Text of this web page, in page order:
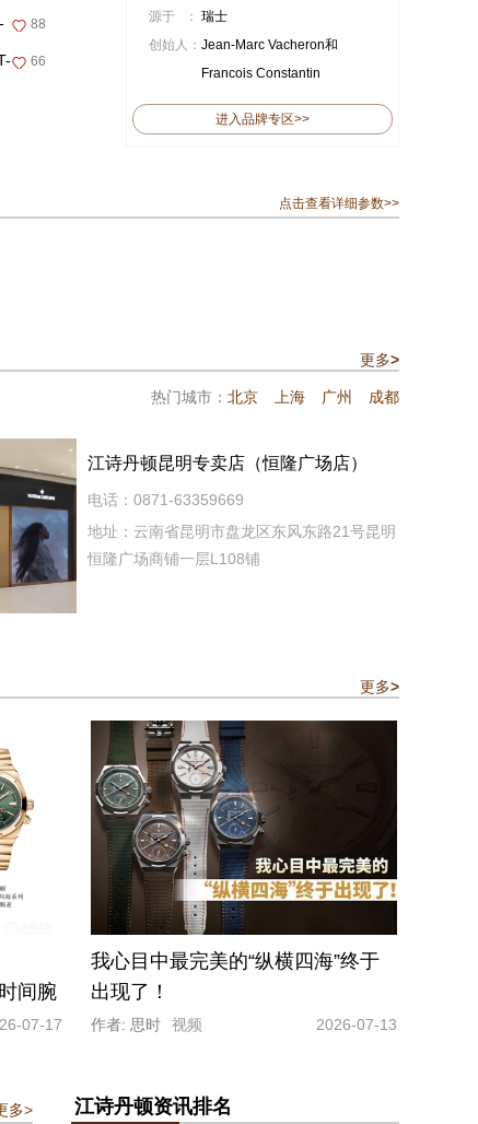
88
66
源于 ： 瑞士
创始人： Jean-Marc Vacheron和
Francois Constantin
进入品牌专区>>
点击查看详细参数>>
更多>
热门城市： 北京 上海 广州 成都
江诗丹顿昆明专卖店（恒隆广场店）
电话：0871-63359669
地址：云南省昆明市盘龙区东风东路21号昆明
恒隆广场商铺一层L108铺
更多>
间腕
07-17
我心目中最完美的“纵横四海”终于
出现了！
作者: 思时 视频 2026-07-13
多> 江诗丹顿资讯排名